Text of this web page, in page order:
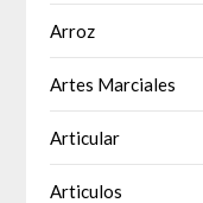
Arroz
Artes Marciales
Articular
Articulos